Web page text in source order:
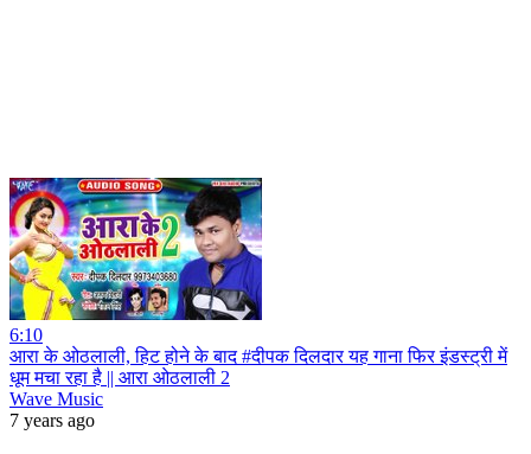
6:10
आरा के ओठलाली, हिट होने के बाद #दीपक दिलदार यह गाना फिर इंडस्ट्री में
धूम मचा रहा है || आरा ओठलाली 2
Wave Music
7 years ago